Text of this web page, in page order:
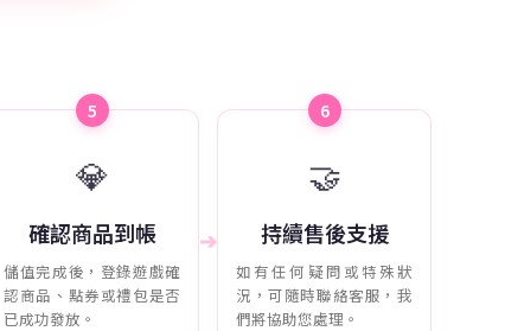
5
💎
確認商品到帳
儲值完成後，登錄遊戲確
認商品、點券或禮包是否
已成功發放。
➔
6
🤝
持續售後支援
如有任何疑問或特殊狀
況，可隨時聯絡客服，我
們將協助您處理。